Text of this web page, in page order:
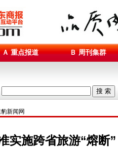
Ａ 重点报道 Ｂ 周刊集群
搜 索
新闻网
实施跨省旅游“熔断”